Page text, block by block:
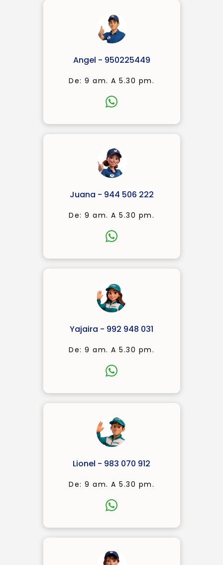
Angel - 950225449
De: 9 am. A 5.30 pm.
Juana - 944 506 222
De: 9 am. A 5.30 pm.
Yajaira - 992 948 031
De: 9 am. A 5.30 pm.
Lionel - 983 070 912
De: 9 am. A 5.30 pm.